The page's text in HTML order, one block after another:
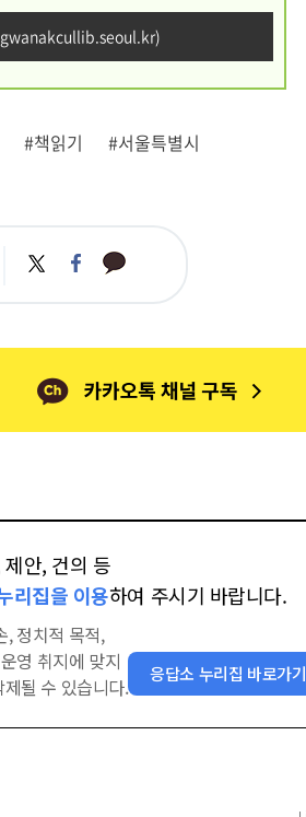
)
#책읽기
#서울특별시
트
위
페
이
카
카
안, 건의 등
리집을 이용하여 주시기 바랍니다.
, 정치적 목적,
영 취지에 맞지
될 수 있습니다.
응답소 누리집 바로가기